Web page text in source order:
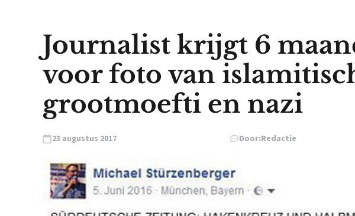
Journalist krijgt 6
voor foto van
grootmoefti en nazi
23 augustus 2017 Door:Redactie